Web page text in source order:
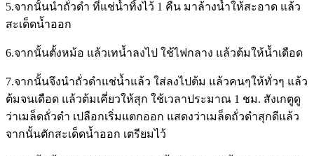
5.จากนั้นนำถั่วดํา ที่แช่น้ำทิ้งไว้ 1 คืน มาล้างน้ำให้สะอาด แล้ว
สะเด็ดน้ำออก
6.จากนั้นตั้งหม้อ แล้วเทน้ำลงไป ใช้ไฟกลาง แล้วต้มให้น้ำเดือด
7.จากนั้นจึงนำถั่วดําแช่น้ำแล้ว ใส่ลงไปต้ม แล้วคนๆให้ทั่วๆ แล้ว
ต้มจนเดือด แล้วต้มเคี่ยวให้สุก ใช้เวลาประมาณ 1 ชม. สังเกตูดู
ว่าเมล็ดถั่วดํา เปลือกเริ่มแตกออก แสดงว่าเมล็ดถั่วดําสุกดีแล้ว
จากนั้นตักสะเด็ดน้ำออก เตรียมไว้